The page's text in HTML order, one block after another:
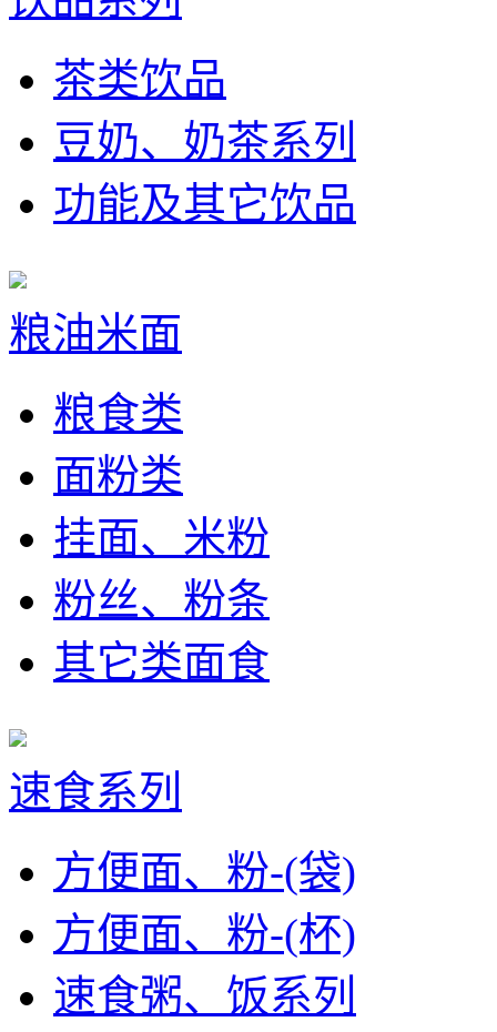
茶类饮品
豆奶、奶茶系列
功能及其它饮品
粮油米面
粮食类
面粉类
挂面、米粉
粉丝、粉条
其它类面食
速食系列
方便面、粉-(袋)
方便面、粉-(杯)
速食粥、饭系列